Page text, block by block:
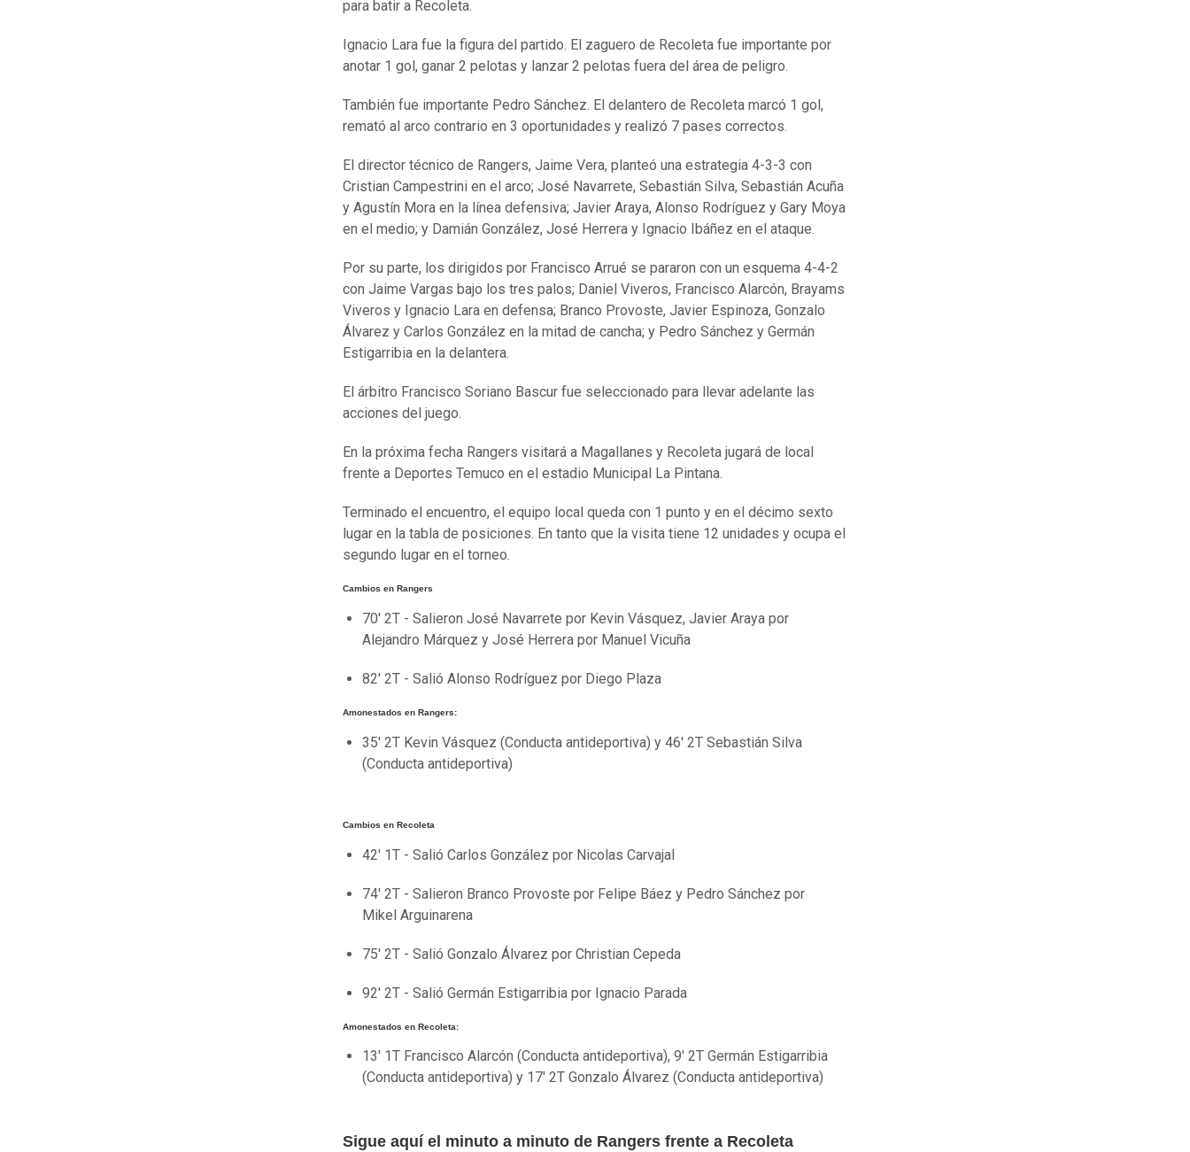
para batir a Recoleta.
Ignacio Lara fue la figura del partido. El zaguero de Recoleta fue importante por
anotar 1 gol, ganar 2 pelotas y lanzar 2 pelotas fuera del área de peligro.
También fue importante Pedro Sánchez. El delantero de Recoleta marcó 1 gol,
remató al arco contrario en 3 oportunidades y realizó 7 pases correctos.
El director técnico de Rangers, Jaime Vera, planteó una estrategia 4-3-3 con
Cristian Campestrini en el arco; José Navarrete, Sebastián Silva, Sebastián Acuña
y Agustín Mora en la línea defensiva; Javier Araya, Alonso Rodríguez y Gary Moya
en el medio; y Damián González, José Herrera y Ignacio Ibáñez en el ataque.
Por su parte, los dirigidos por Francisco Arrué se pararon con un esquema 4-4-2
con Jaime Vargas bajo los tres palos; Daniel Viveros, Francisco Alarcón, Brayams
Viveros y Ignacio Lara en defensa; Branco Provoste, Javier Espinoza, Gonzalo
Álvarez y Carlos González en la mitad de cancha; y Pedro Sánchez y Germán
Estigarribia en la delantera.
El árbitro Francisco Soriano Bascur fue seleccionado para llevar adelante las
acciones del juego.
En la próxima fecha Rangers visitará a Magallanes y Recoleta jugará de local
frente a Deportes Temuco en el estadio Municipal La Pintana.
Terminado el encuentro, el equipo local queda con 1 punto y en el décimo sexto
lugar en la tabla de posiciones. En tanto que la visita tiene 12 unidades y ocupa el
segundo lugar en el torneo.
Cambios en Rangers
70' 2T - Salieron José Navarrete por Kevin Vásquez, Javier Araya por
Alejandro Márquez y José Herrera por Manuel Vicuña
82' 2T - Salió Alonso Rodríguez por Diego Plaza
Amonestados en Rangers:
35' 2T Kevin Vásquez (Conducta antideportiva) y 46' 2T Sebastián Silva
(Conducta antideportiva)
Cambios en Recoleta
42' 1T - Salió Carlos González por Nicolas Carvajal
74' 2T - Salieron Branco Provoste por Felipe Báez y Pedro Sánchez por
Mikel Arguinarena
75' 2T - Salió Gonzalo Álvarez por Christian Cepeda
92' 2T - Salió Germán Estigarribia por Ignacio Parada
Amonestados en Recoleta:
13' 1T Francisco Alarcón (Conducta antideportiva), 9' 2T Germán Estigarribia
(Conducta antideportiva) y 17' 2T Gonzalo Álvarez (Conducta antideportiva)
Sigue aquí el minuto a minuto de Rangers frente a Recoleta